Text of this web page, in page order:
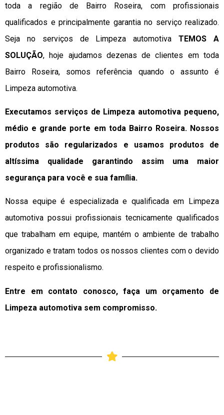
toda a região de Bairro Roseira, com profissionais
qualificados e principalmente garantia no serviço realizado.
Seja no serviços de Limpeza automotivaTEMOS A
SOLUÇÃO, hoje ajudamos dezenas de clientes em toda
Bairro Roseira, somos referência quando o assunto é
Limpeza automotiva.
Executamos serviços de Limpeza automotiva pequeno,
médio e grande porte em toda Bairro Roseira. Nossos
produtos são regularizados e usamos produtos de
altíssima qualidade garantindo assim uma maior
segurança para você e sua família.
Nossa equipe é especializada e qualificada em Limpeza
automotiva possui profissionais tecnicamente qualificados
que trabalham em equipe, mantém o ambiente de trabalho
organizado e tratam todos os nossos clientes com o devido
respeito e profissionalismo.
Entre em contato conosco, faça um orçamento de
Limpeza automotiva sem compromisso.